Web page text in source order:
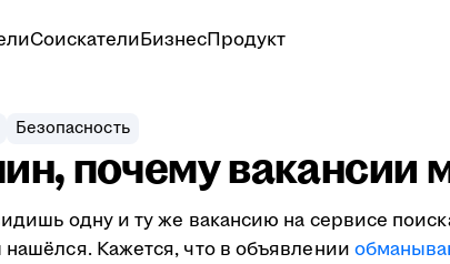
СоискателиБизнесПродукт
Безопасность
почему вакансии
одну и ту же вакансию на сервисе
Кажется, что в объявлении